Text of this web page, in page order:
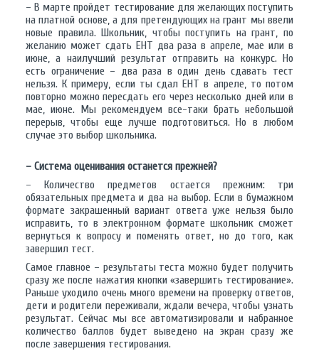
– В марте пройдет тестирование для желающих поступить
на платной основе, а для претендующих на грант мы ввели
новые правила. Школьник, чтобы поступить на грант, по
желанию может сдать ЕНТ два раза в апреле, мае или в
июне, а наилучший результат отправить на конкурс. Но
есть ограничение – два раза в один день сдавать тест
нельзя. К примеру, если ты сдал ЕНТ в апреле, то потом
повторно можно пересдать его через несколько дней или в
мае, июне. Мы рекомендуем все-таки брать небольшой
перерыв, чтобы еще лучше подготовиться. Но в любом
случае это выбор школьника.
– Система оценивания останется прежней?
– Количество предметов остается прежним: три
обязательных предмета и два на выбор. Если в бумажном
формате закрашенный вариант ответа уже нельзя было
исправить, то в электронном формате школьник сможет
вернуться к вопросу и поменять ответ, но до того, как
завершил тест.
Самое главное – результаты теста можно будет получить
сразу же после нажатия кнопки «завершить тестирование».
Раньше уходило очень много времени на проверку ответов,
дети и родители переживали, ждали вечера, чтобы узнать
результат. Сейчас мы все автоматизировали и набранное
количество баллов будет выведено на экран сразу же
после завершения тестирования.